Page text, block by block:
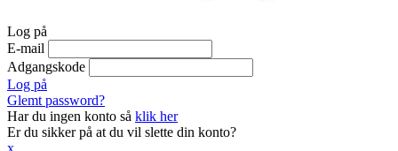
Log på
E-mail
Adgangskode
Log på
Glemt password?
Har du ingen konto så klik her
Er du sikker på at du vil slette din konto?
x